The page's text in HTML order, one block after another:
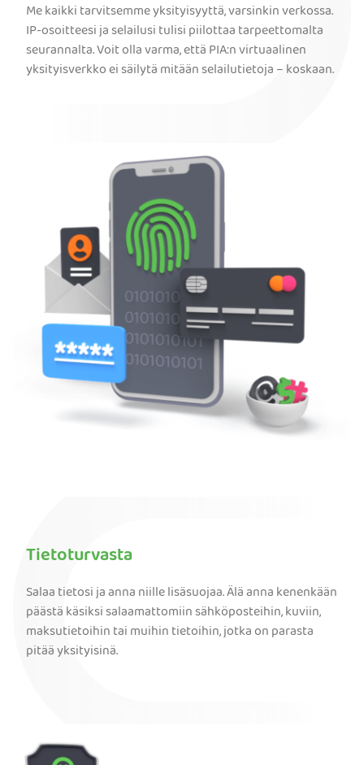
Me kaikki tarvitsemme yksityisyyttä, varsinkin verkossa.
IP-osoitteesi ja selailusi tulisi piilottaa tarpeettomalta
seurannalta. Voit olla varma, että PIA:n virtuaalinen
yksityisverkko ei säilytä mitään selailutietoja – koskaan.
Tietoturvasta
Salaa tietosi ja anna niille lisäsuojaa. Älä anna kenenkään
päästä käsiksi salaamattomiin sähköposteihin, kuviin,
maksutietoihin tai muihin tietoihin, jotka on parasta
pitää yksityisinä.